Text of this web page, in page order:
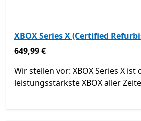
XBOX Series X (Certified
649,99 €
649,99 €
Wir stellen vor: XBOX Series X ist
leistungsstärkste XBOX aller